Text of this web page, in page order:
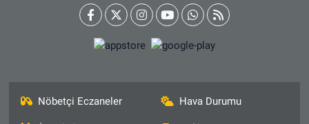
Nöbetçi Eczaneler Hava Durumu